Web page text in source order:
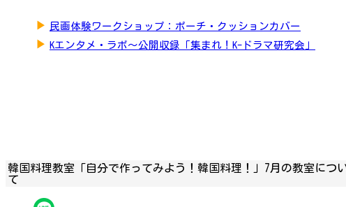
▶ 民画体験ワークショップ：ポーチ・クッションカバー
▶ Kエンタメ・ラボ～公開収録「集まれ！K-ドラマ研究会」
韓国料理教室「自分で作ってみよう！韓国料理！」7月の教室につ
て